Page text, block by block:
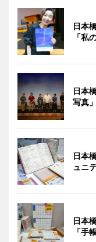
日本
「私
日本
写真
日本
ュニ
日本
「手